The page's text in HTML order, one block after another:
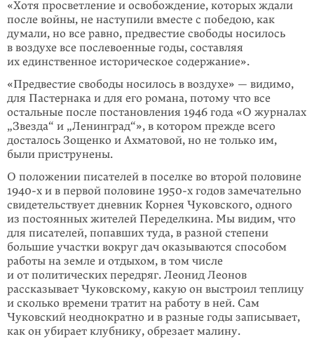
«Хотя просветление и освобождение, которых ждали
после войны, не наступили вместе с победою, как
думали, но все равно, предвестие свободы носилось
в воздухе все послевоенные годы, составляя
их единственное историческое содержание».
«Предвестие свободы носилось в воздухе» — видимо,
для Пастернака и для его романа, потому что все
остальные после постановления 1946 года «О журналах
„Звезда“ и „Ленинград“», в котором прежде всего
досталось Зощенко и Ахма­товой, но не только им,
были приструнены.
О положении писателей в поселке во второй половине
1940-х и в первой поло­вине 1950-х годов замечательно
свидетельствует дневник Корнея Чуковского, одного
из постоянных жителей Переделкина. Мы видим, что
для писателей, попавших туда, в разной степени
большие участки вокруг дач оказываются способом
работы на земле и отдыхом, в том числе
и от политических передряг. Леонид Леонов
рассказывает Чуковскому, какую он выстроил теплицу
и сколь­ко времени тратит на работу в ней. Сам
Чуковский неоднократно и в разные годы записывает,
как он убирает клубнику, обрезает малину.